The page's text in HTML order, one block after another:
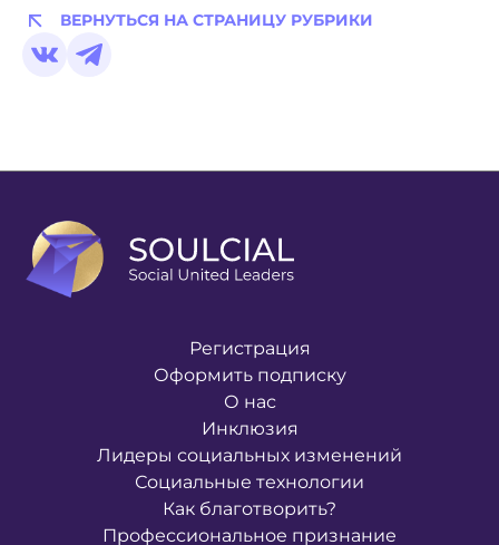
ВЕРНУТЬСЯ НА СТРАНИЦУ РУБРИКИ
Регистрация
Оформить подписку
О нас
Инклюзия
Лидеры социальных изменений
Социальные технологии
Как благотворить?
Профессиональное признание